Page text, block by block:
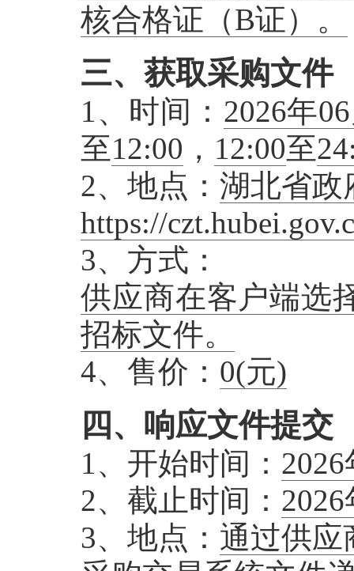
核合格证（B证）。
三、获取采购文件
1、时间： 2026年
至12:00 ， 12:00至
2、地点：湖北省政
https://
3、方式：
供应商在客户端选
招标文件。
4、售价： 0(元)
四、响应文件提交
1、开始时间：
2、截止时间：
3、地点： 通过供应